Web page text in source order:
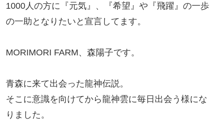
1000人の方に『元気』、『希望』や『飛躍』の一歩
の一助となりたいと宣言してます。
MORIMORI FARM、森陽子です。
青森に来て出会った龍神伝説。
そこに意識を向けてから龍神雲に毎日出会う様にな
りました。